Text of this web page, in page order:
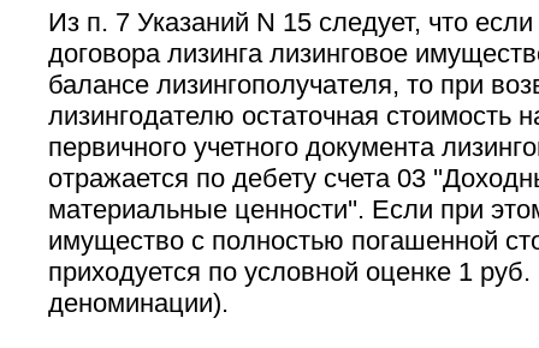
Из п. 7 Указаний N 15 следует, что
договора лизинга лизинговое
балансе лизингополучателя, то при
лизингодателю остаточная стоимость
первичного учетного документа
отражается по дебету счета 03
материальные ценности''. Если при
имущество с полностью погашенной
приходуется по условной оценке 1 руб.
деноминации).